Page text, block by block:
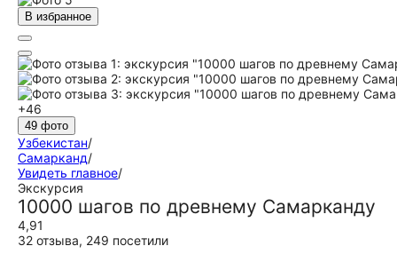
В избранное
+46
49 фото
Узбекистан/
Самарканд/
Увидеть главное/
Экскурсия
10000 шагов по древнему Самарканду
4,91
32 отзыва, 249 посетили